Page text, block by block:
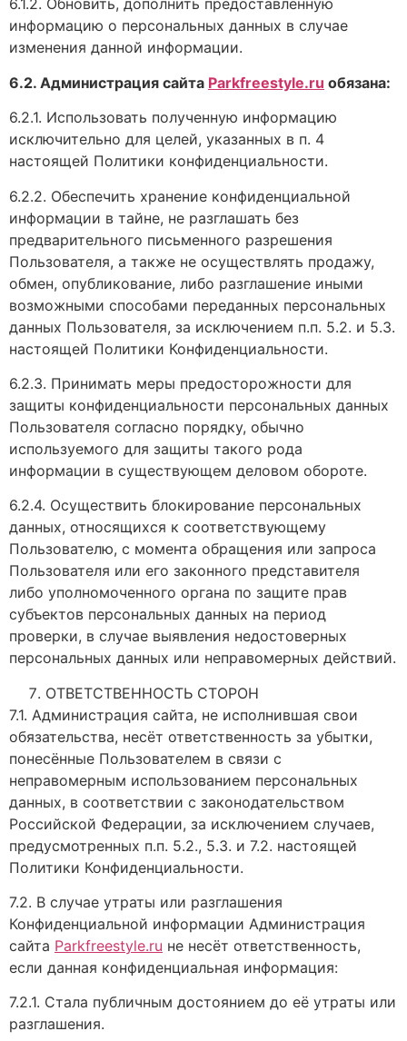
6.1.2. Обновить, дополнить предоставленную
информацию о персональных данных в случае
изменения данной информации.
6.2. Администрация сайта Parkfreestyle.ru обязана:
6.2.1. Использовать полученную информацию
исключительно для целей, указанных в п. 4
настоящей Политики конфиденциальности.
6.2.2. Обеспечить хранение конфиденциальной
информации в тайне, не разглашать без
предварительного письменного разрешения
Пользователя, а также не осуществлять продажу,
обмен, опубликование, либо разглашение иными
возможными способами переданных персональных
данных Пользователя, за исключением п.п. 5.2. и 5.3.
настоящей Политики Конфиденциальности.
6.2.3. Принимать меры предосторожности для
защиты конфиденциальности персональных данных
Пользователя согласно порядку, обычно
используемого для защиты такого рода
информации в существующем деловом обороте.
6.2.4. Осуществить блокирование персональных
данных, относящихся к соответствующему
Пользователю, с момента обращения или запроса
Пользователя или его законного представителя
либо уполномоченного органа по защите прав
субъектов персональных данных на период
проверки, в случае выявления недостоверных
персональных данных или неправомерных действий.
ОТВЕТСТВЕННОСТЬ СТОРОН
7.1. Администрация сайта, не исполнившая свои
обязательства, несёт ответственность за убытки,
понесённые Пользователем в связи с
неправомерным использованием персональных
данных, в соответствии с законодательством
Российской Федерации, за исключением случаев,
предусмотренных п.п. 5.2., 5.3. и 7.2. настоящей
Политики Конфиденциальности.
7.2. В случае утраты или разглашения
Конфиденциальной информации Администрация
сайта Parkfreestyle.ru не несёт ответственность,
если данная конфиденциальная информация:
7.2.1. Стала публичным достоянием до её утраты или
разглашения.